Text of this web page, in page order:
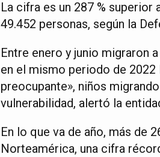
La cifra es un 287 %
49.452 personas, según la
Entre enero y junio migraron
en el mismo periodo de 2022
preocupante», niños
vulnerabilidad, alertó la
En lo que va de año, más de
Norteamérica, una cifra